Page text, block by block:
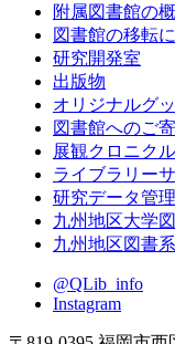
附属図書館の
図書館の移転
研究開発室
出版物
オリジナルグ
図書館へのご
展観クロニク
ライブラリー
研究データ管
九州地区大学
九州地区図書
@QLib_info
Instagram